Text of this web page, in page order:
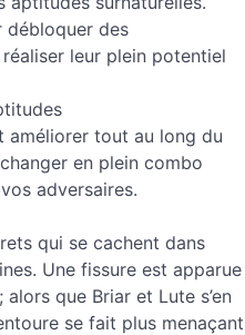
débloquer des
leur plein potentiel
améliorer tout au long du
en plein combo
adversaires.
qui se cachent dans
Une fissure est apparue
que Briar et Lute s’en
se fait plus menaçant